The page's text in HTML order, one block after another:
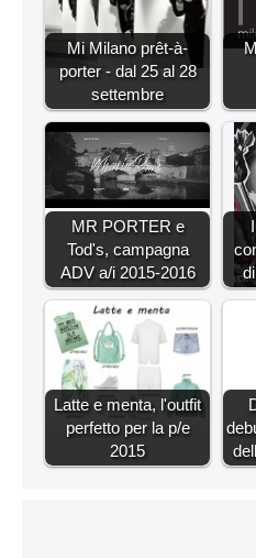
Mi Milano prêt-à-
porter - dal 25 al 28
settembre
MR PORTER e
Tod's, campagna
ADV a/i 2015-2016
Latte e menta, l'outfit
perfetto per la p/e
2015